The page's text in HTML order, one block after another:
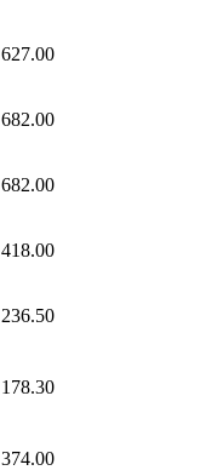
627.00
682.00
682.00
418.00
236.50
178.30
374.00